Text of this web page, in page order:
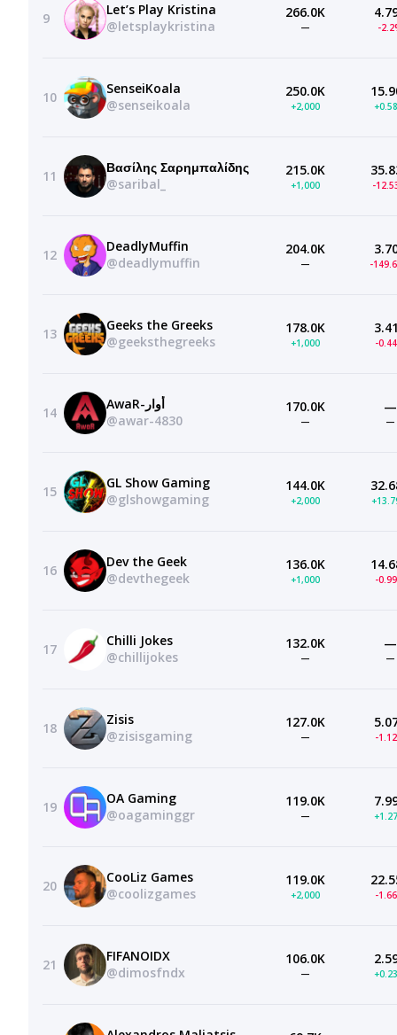
9
Let’s Play Kristina
@letsplaykristina
266.0K
— -
10
SenseiKoala
@senseikoala
250.0K
+2,000
11
Βασίλης Σαρημπαλίδης
@saribal_
215.0K
+1,000 -
12
DeadlyMuffin
@deadlymuffin
204.0K
— -
13
Geeks the Greeks
@geeksthegreeks
178.0K
+1,000 -
14
AwaR-أوار
@awar-4830
170.0K
—
—
—
15
GL Show Gaming
@glshowgaming
144.0K
+2,000
16
Dev the Geek
@devthegeek
136.0K
+1,000 -
17
Chilli Jokes
@chillijokes
132.0K
—
—
—
18
Zisis
@zisisgaming
127.0K
— -
19
OA Gaming
@oagaminggr
119.0K
—
20
CooLiz Games
@coolizgames
119.0K
+2,000 -
21
FIFANOIDX
@dimosfndx
106.0K
—